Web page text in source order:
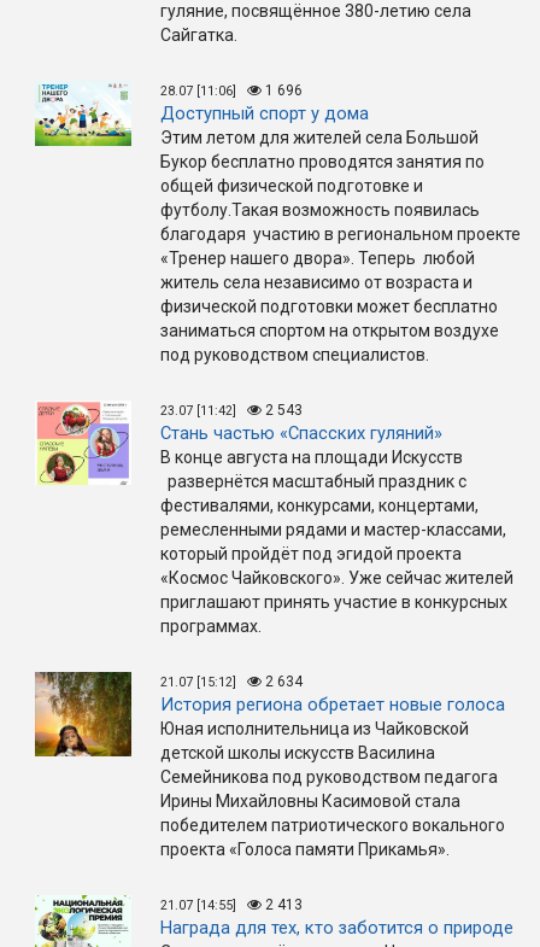
гуляние, посвящённое 380-летию села
Сайгатка.
28.07 [11:06] 1 696
Доступный спорт у дома
Этим летом для жителей села Большой
Букор бесплатно проводятся занятия по
общей физической подготовке и
футболу.Такая возможность появилась
благодаря участию в региональном проекте
«Тренер нашего двора». Теперь любой
житель села независимо от возраста и
физической подготовки может бесплатно
заниматься спортом на открытом воздухе
под руководством специалистов.
23.07 [11:42] 2 543
Стань частью «Спасских гуляний»
В конце августа на площади Искусств
развернётся масштабный праздник с
фестивалями, конкурсами, концертами,
ремесленными рядами и мастер-классами,
который пройдёт под эгидой проекта
«Космос Чайковского». Уже сейчас жителей
приглашают принять участие в конкурсных
программах.
21.07 [15:12] 2 634
История региона обретает новые голоса
Юная исполнительница из Чайковской
детской школы искусств Василина
Семейникова под руководством педагога
Ирины Михайловны Касимовой стала
победителем патриотического вокального
проекта «Голоса памяти Прикамья».
21.07 [14:55] 2 413
Награда для тех, кто заботится о природе